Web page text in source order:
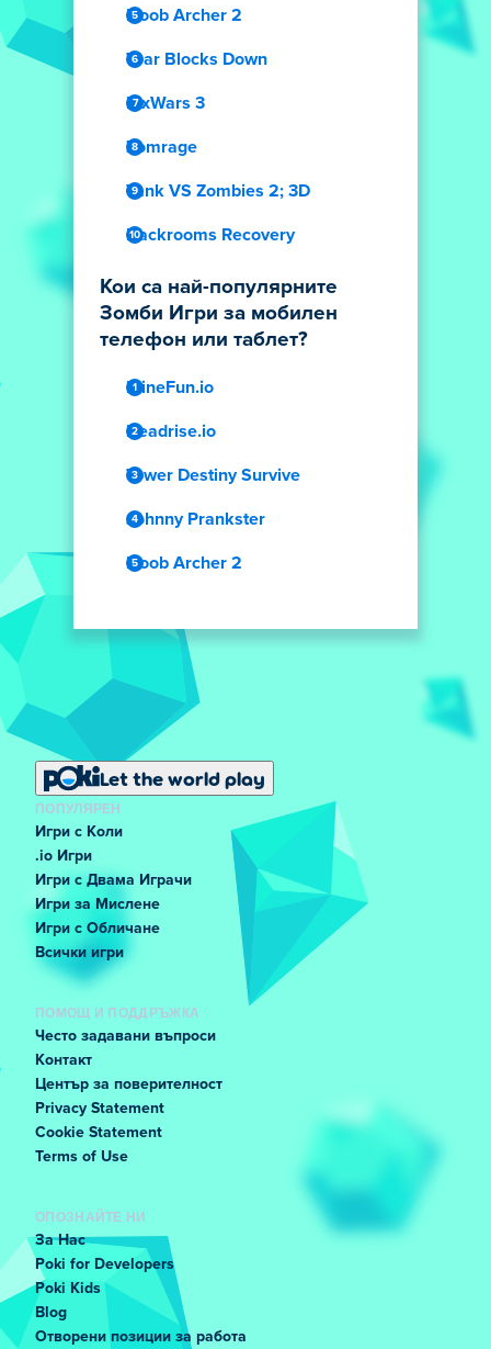
Noob Archer 2
Tear Blocks Down
PixWars 3
Zomrage
Tank VS Zombies 2; 3D
Backrooms Recovery
Кои са най-популярните
Зомби Игри за мобилен
телефон или таблет?
MineFun.io
Deadrise.io
Tower Destiny Survive
Johnny Prankster
Noob Archer 2
Let the world play
ПОПУЛЯРЕН
Игри с Коли
.io Игри
Игри с Двама Играчи
Игри за Мислене
Игри с Обличане
Всички игри
ПОМОЩ И ПОДДРЪЖКА
Често задавани въпроси
Контакт
Център за поверителност
Privacy Statement
Cookie Statement
Terms of Use
ОПОЗНАЙТЕ НИ
За Нас
Poki for Developers
Poki Kids
Blog
Отворени позиции за работа